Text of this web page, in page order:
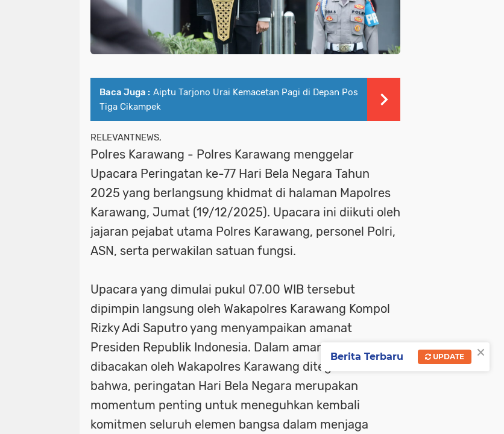
Baca Juga : Aiptu Tarjono Urai Kemacetan Pagi di Depan Pos
Tiga Cikampek
RELEVANTNEWS,
Polres Karawang - Polres Karawang menggelar
Upacara Peringatan ke-77 Hari Bela Negara Tahun
2025 yang berlangsung khidmat di halaman Mapolres
Karawang, Jumat (19/12/2025). Upacara ini diikuti oleh
jajaran pejabat utama Polres Karawang, personel Polri,
ASN, serta perwakilan satuan fungsi.
Upacara yang dimulai pukul 07.00 WIB tersebut
dipimpin langsung oleh Wakapolres Karawang Kompol
Rizky Adi Saputro yang menyampaikan amanat
Presiden Republik Indonesia. Dalam amanat yang
dibacakan oleh Wakapolres Karawang ditegaskan
bahwa, peringatan Hari Bela Negara merupakan
momentum penting untuk meneguhkan kembali
komitmen seluruh elemen bangsa dalam menjaga
×
Berita Terbaru UPDATE